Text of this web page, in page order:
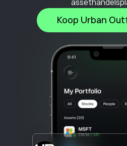
Koop Urban